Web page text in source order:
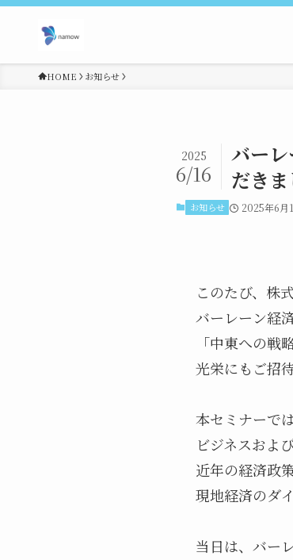
HOME お知らせ
バー
だき
2025
6/16
お知らせ 2025年6月
このたび、株
バーレーン経
「中東への戦
光栄にもご招
本セミナーで
ビジネスおよ
近年の経済政
当日は、バー